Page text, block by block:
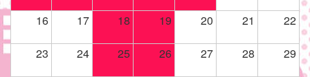
16 17 18 19 20 21 22
23 24 25 26 27 28 29